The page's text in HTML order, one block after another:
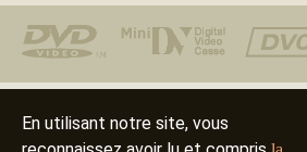
En utilisant notre site, vous
Téléphone : (805)